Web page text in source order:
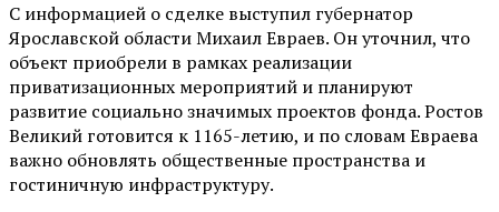
С информацией о сделке выступил губернатор
Ярославской области Михаил Евраев. Он уточнил, что
объект приобрели в рамках реализации
приватизационных мероприятий и планируют
развитие социально значимых проектов фонда. Ростов
Великий готовится к 1165-летию, и по словам Евраева
важно обновлять общественные пространства и
гостиничную инфраструктуру.